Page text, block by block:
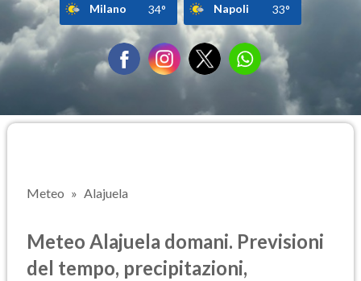
Milano 34° Napoli 33°
Meteo Alajuela
Meteo Alajuela domani. Previsioni
del tempo, precipitazioni,